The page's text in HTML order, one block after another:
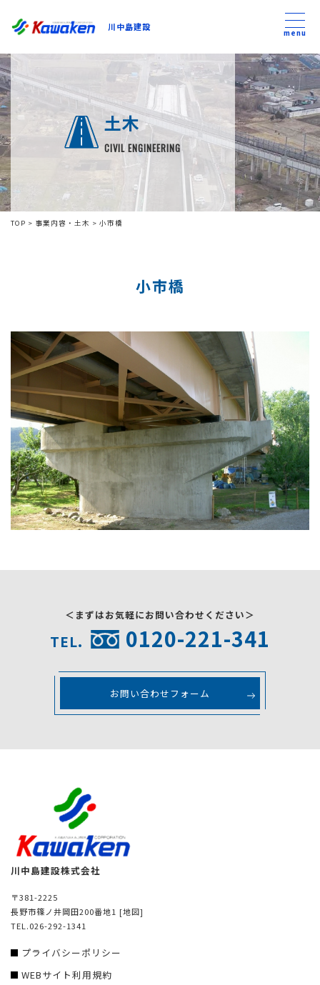
川中島建設
川中島建設
トップ
トピックス
私たちについて
採用情報
お問い合わせ
menu
土木
CIVIL ENGINEERING
TOP > 事業内容・土木 > 小市橋
小市橋
＜まずはお気軽にお問い合わせください＞
TEL. 0120-221-341
お問い合わせフォーム
川中島建設株式会社
〒381-2225
長野市篠ノ井岡田200番地1 [地図]
TEL.026-292-1341
プライバシーポリシー
WEBサイト利用規約